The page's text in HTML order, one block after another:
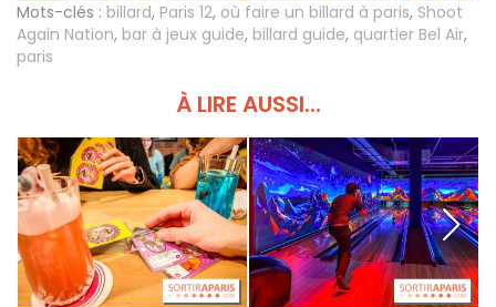
Mots-clés : billard, Paris 12, où faire un billard à paris, Shoot
Again Nation, bar à jeux guide, billard guide, quartier Bel Air,
paris
À LIRE AUSSI...